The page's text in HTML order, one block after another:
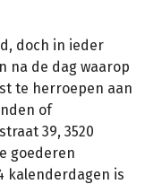
doch in ieder
na de dag waarop
te herroepen aan
of
39, 3520
goederen
kalenderdagen is